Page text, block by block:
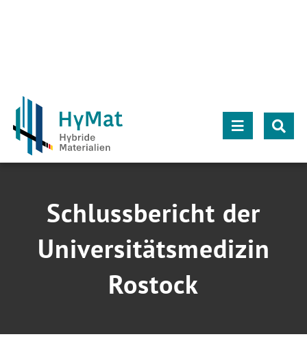
Toggle
Projektpartner
Schlussbericht der
Universitätsmedizin
Rostock